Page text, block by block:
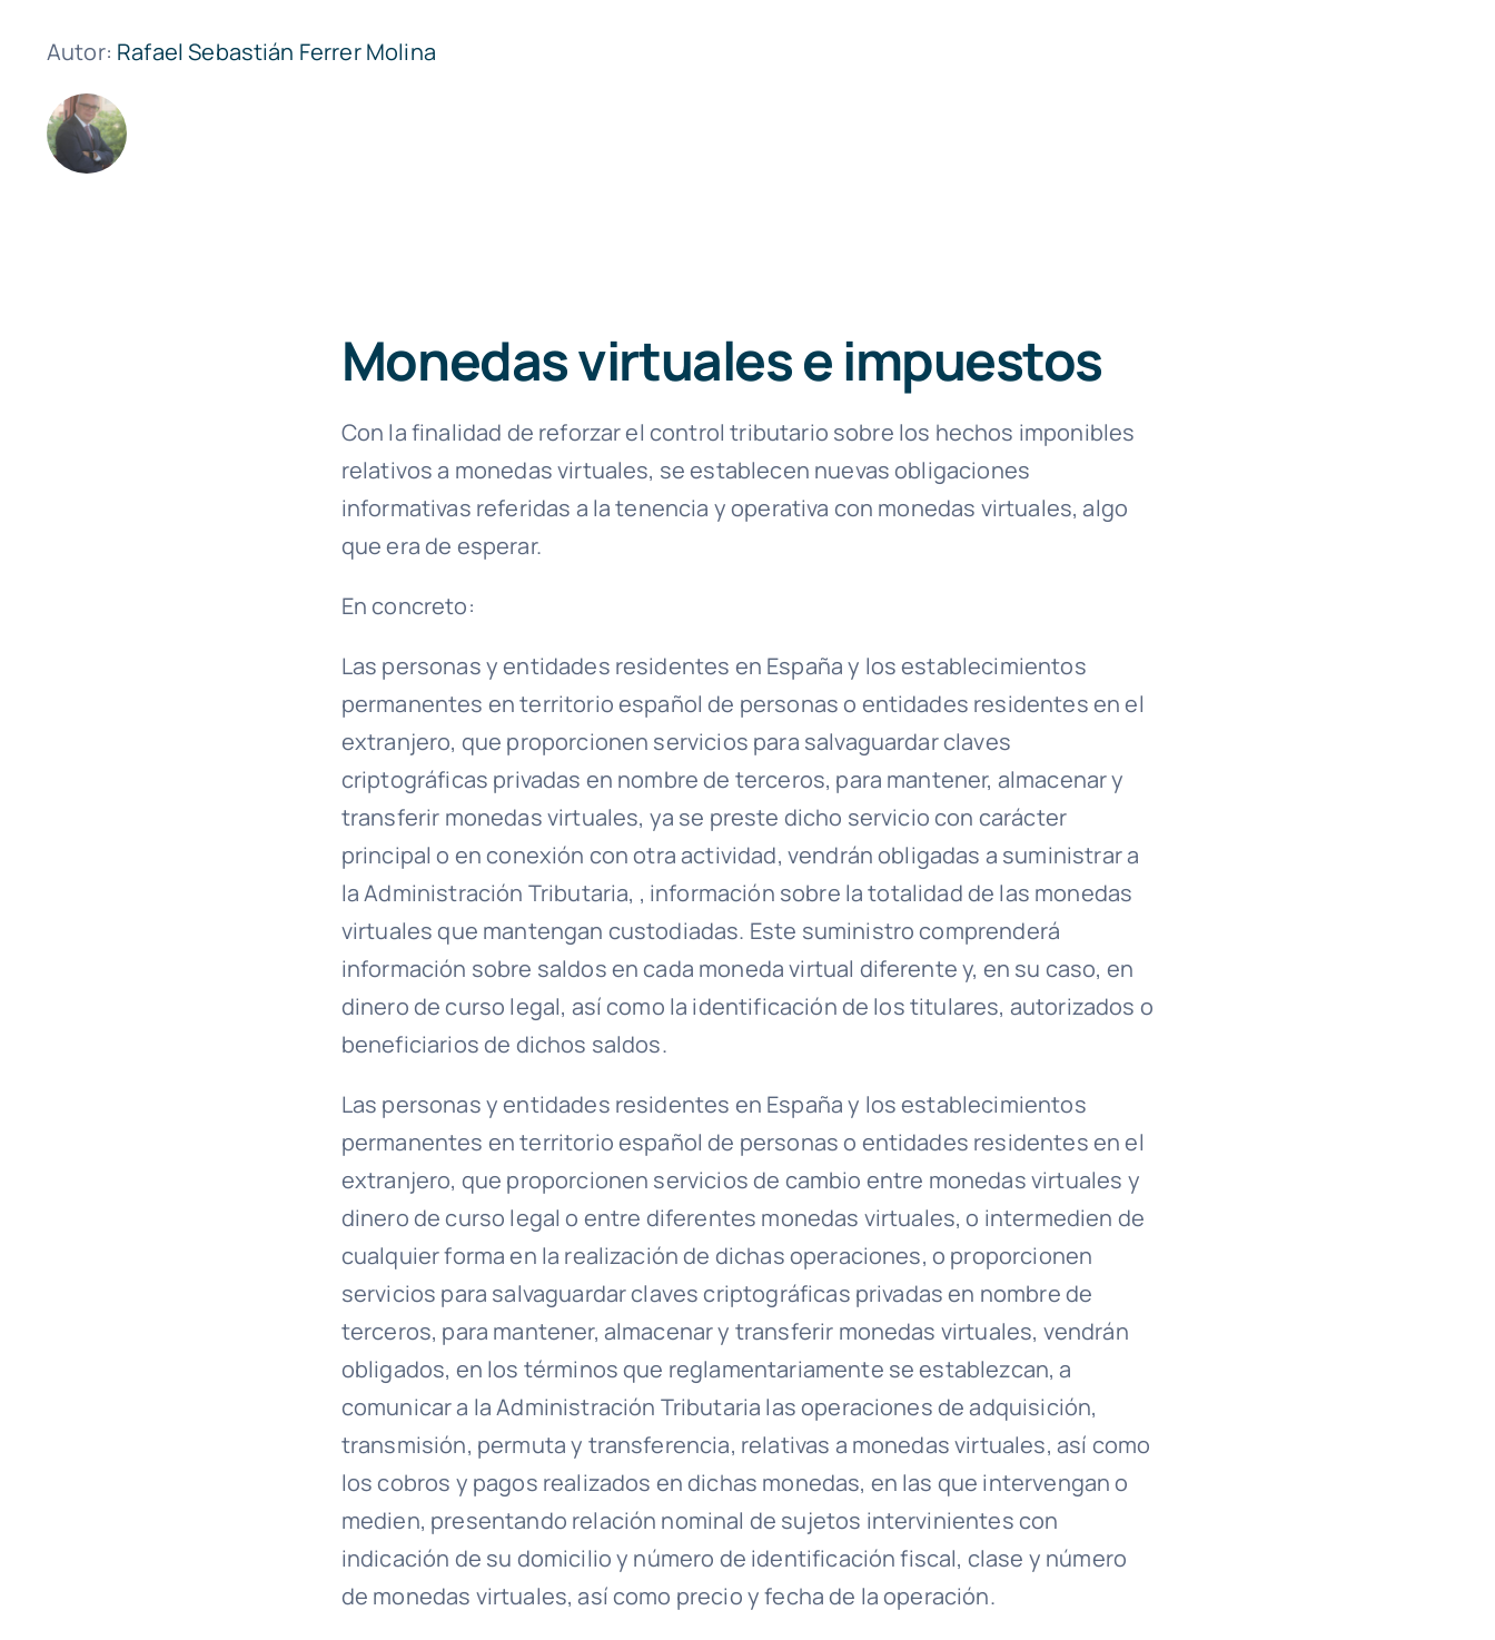
Autor: Rafael Sebastián Ferrer Molina
Monedas virtuales e impuestos
Con la finalidad de reforzar el control tributario sobre los hechos imponibles
relativos a monedas virtuales, se establecen nuevas obligaciones
informativas referidas a la tenencia y operativa con monedas virtuales, algo
que era de esperar.
En concreto:
Las personas y entidades residentes en España y los establecimientos
permanentes en territorio español de personas o entidades residentes en el
extranjero, que proporcionen servicios para salvaguardar claves
criptográficas privadas en nombre de terceros, para mantener, almacenar y
transferir monedas virtuales, ya se preste dicho servicio con carácter
principal o en conexión con otra actividad, vendrán obligadas a suministrar a
la Administración Tributaria, , información sobre la totalidad de las monedas
virtuales que mantengan custodiadas. Este suministro comprenderá
información sobre saldos en cada moneda virtual diferente y, en su caso, en
dinero de curso legal, así como la identificación de los titulares, autorizados o
beneficiarios de dichos saldos.
Las personas y entidades residentes en España y los establecimientos
permanentes en territorio español de personas o entidades residentes en el
extranjero, que proporcionen servicios de cambio entre monedas virtuales y
dinero de curso legal o entre diferentes monedas virtuales, o intermedien de
cualquier forma en la realización de dichas operaciones, o proporcionen
servicios para salvaguardar claves criptográficas privadas en nombre de
terceros, para mantener, almacenar y transferir monedas virtuales, vendrán
obligados, en los términos que reglamentariamente se establezcan, a
comunicar a la Administración Tributaria las operaciones de adquisición,
transmisión, permuta y transferencia, relativas a monedas virtuales, así como
los cobros y pagos realizados en dichas monedas, en las que intervengan o
medien, presentando relación nominal de sujetos intervinientes con
indicación de su domicilio y número de identificación fiscal, clase y número
de monedas virtuales, así como precio y fecha de la operación.